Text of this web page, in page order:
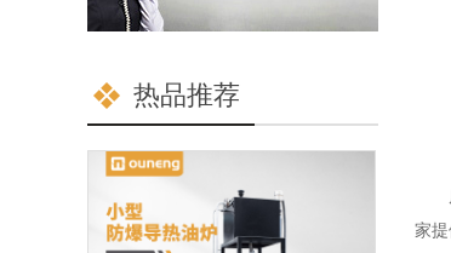
家
热品推荐